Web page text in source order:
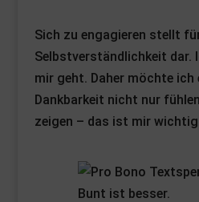
Sich zu engagieren stellt
Selbstverständlichkeit dar.
mir geht. Daher möchte ich
Dankbarkeit nicht nur
zeigen – das ist mir
Bunt ist besser.